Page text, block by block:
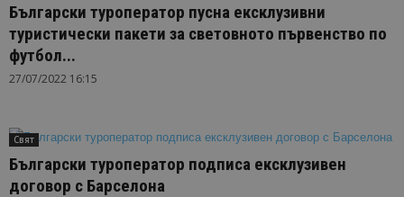
Български туроператор пусна ексклузивни
туристически пакети за световното първенство по
футбол...
27/07/2022 16:15
Свят
Български туроператор подписа ексклузивен
договор с Барселона